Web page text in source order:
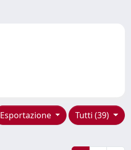
Tutti (39)
Esportazione